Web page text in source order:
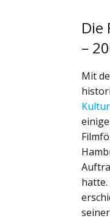
Die
–
Mit